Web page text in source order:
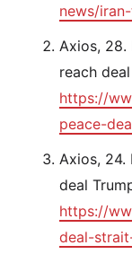
news/
Axios, 28.
reach
https://
peace-
Axios, 24.
deal
https://
deal-